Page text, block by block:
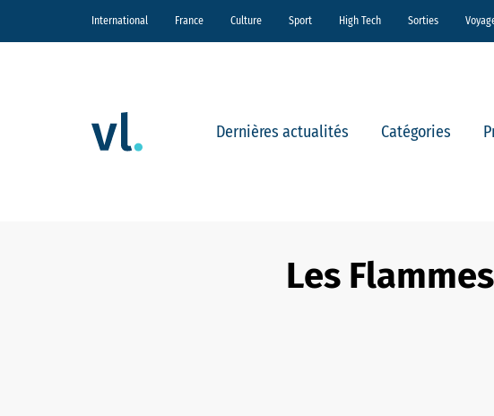
International France Culture Sport High Tech Sorties
Dernières actualités Catégories
Les